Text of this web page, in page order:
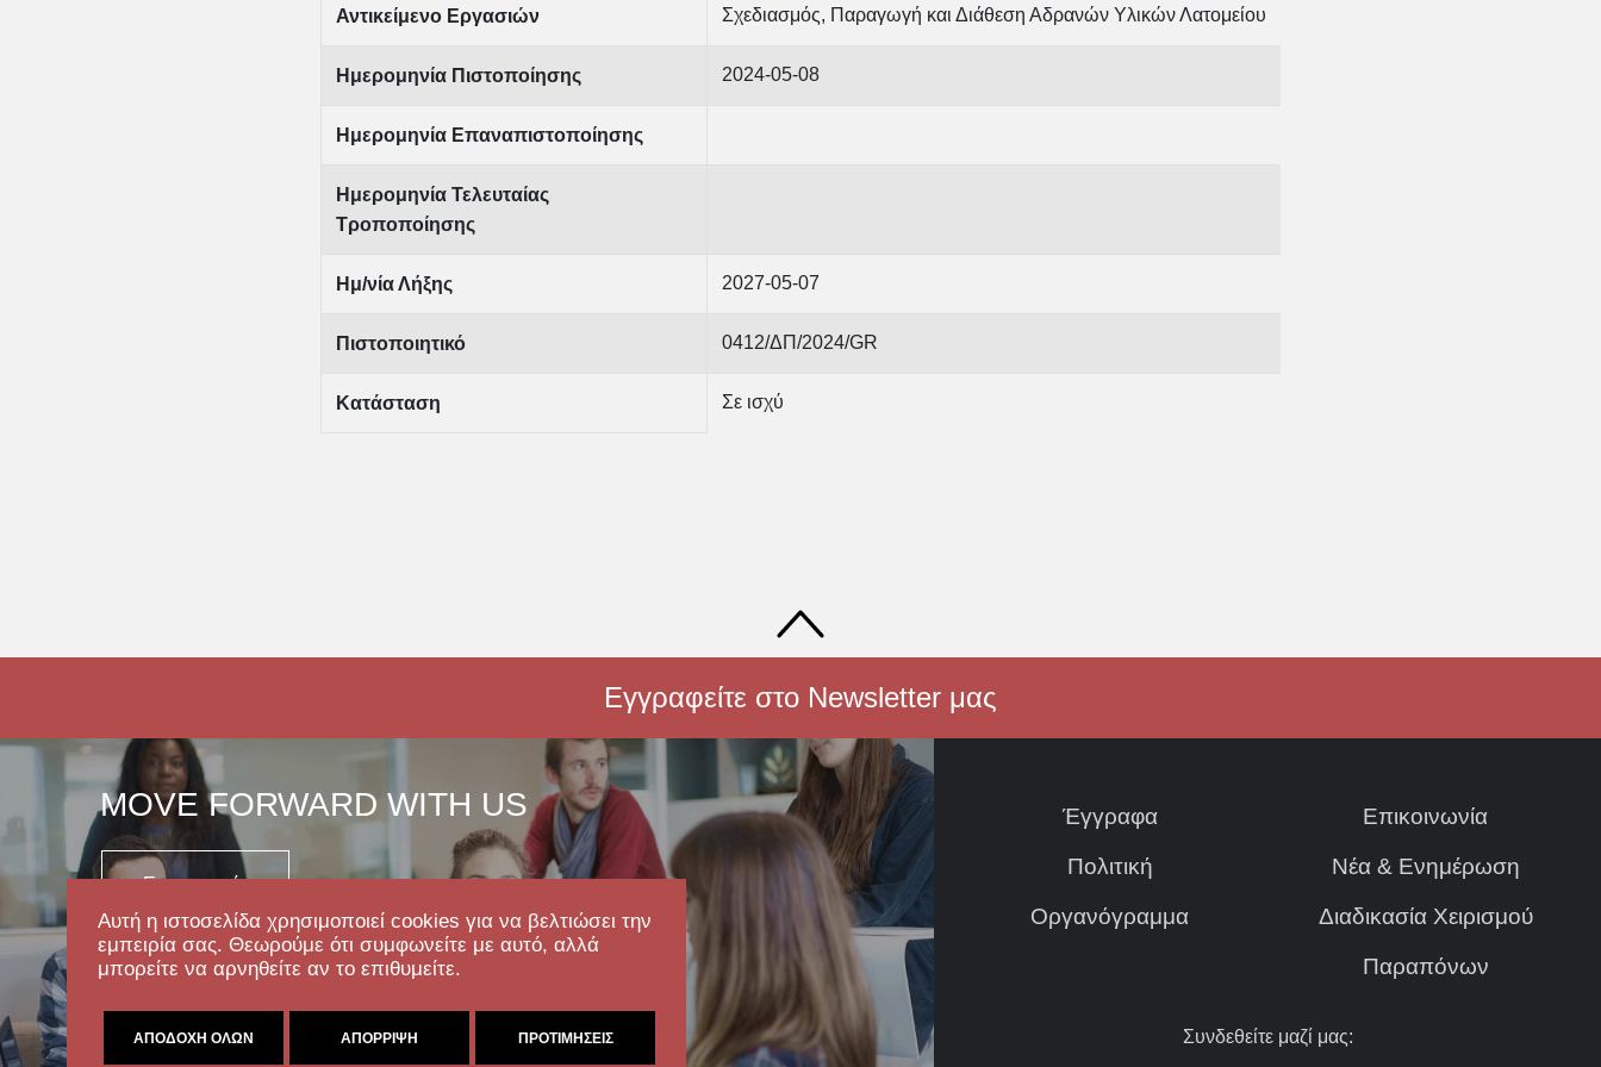
Αυτή η ιστοσελίδα χρησιμοποιεί cookies για να βελτιώσει την
εμπειρία σας. Θεωρούμε ότι συμφωνείτε με αυτό, αλλά
μπορείτε να αρνηθείτε αν το επιθυμείτε.
ΑΠΟΔΟΧΉ ΌΛΩΝ ΑΠΌΡΡΙΨΗ ΠΡΟΤΙΜΉΣΕΙΣ
Αντικείμενο Εργασιών Σχεδιασμός, Παραγωγή και Διάθεση Αδρανών Υλικών Λατομείου
Ημερομηνία Πιστοποίησης 2024-05-08
Ημερομηνία Επαναπιστοποίησης
Ημερομηνία Τελευταίας
Τροποποίησης
Ημ/νία Λήξης 2027-05-07
Πιστοποιητικό 0412/ΔΠ/2024/GR
Κατάσταση Σε ισχύ
Εγγραφείτε στο Newsletter μας
MOVE FORWARD WITH US
Επικοινωνία
Έγγραφα
Πολιτική
Οργανόγραμμα
Επικοινωνία
Νέα & Ενημέρωση
Διαδικασία Χειρισμού
Παραπόνων
Συνδεθείτε μαζί μας: